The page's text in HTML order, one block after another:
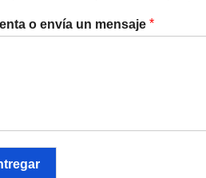
o envía un mensaje *